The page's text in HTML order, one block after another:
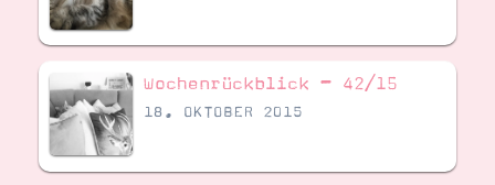
Ordnungstipps
Wochenrückblick – 42/15
18. OKTOBER 2015